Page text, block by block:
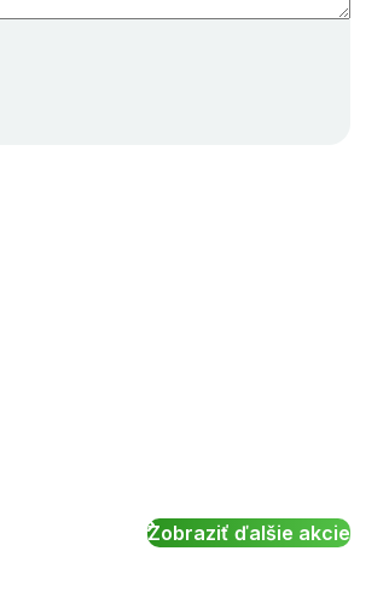
Zobraziť ďalšie akcie